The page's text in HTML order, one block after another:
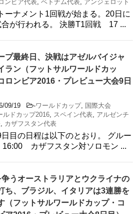
ンビア代表, ベトナム代表, アンジェロット
ーナメント1回戦が始まる。20日に
合が行われる。 決勝T1回戦 17 ...
プ最終日、決戦はアゼルバイジャ
ラン（フットサルワールドカッ
ロンビア2016・プレビュー大会9日
09/19 -ワールドカップ, 国際大会
ルドカップ2016, スペイン代表, アルゼンチ
, カザフスタン代表
日目の日程は以下のとおり。 グルー
カザフスタン対ソロモン ...
うオーストラリアとウクライナの
ち、ブラジル、イタリアは3連勝を
（フットサルワールドカップ・コ